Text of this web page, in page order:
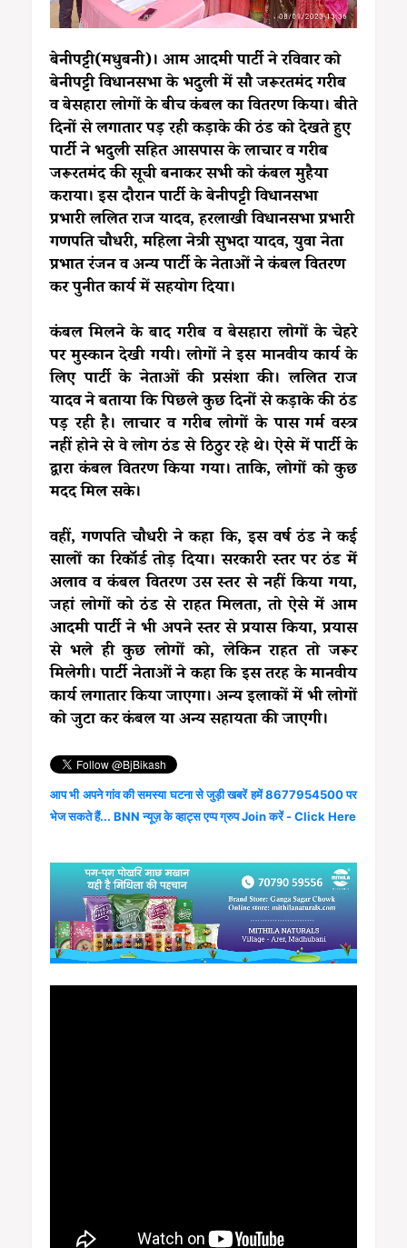
बेनीपट्टी(मधुबनी)। आम आदमी पार्टी ने रविवार को
बेनीपट्टी विधानसभा के भदुली में सौ जरूरतमंद गरीब
व बेसहारा लोगों के बीच कंबल का वितरण किया। बीते
दिनों से लगातार पड़ रही कड़ाके की ठंड को देखते हुए
पार्टी ने भदुली सहित आसपास के लाचार व गरीब
जरूरतमंद की सूची बनाकर सभी को कंबल मुहैया
कराया। इस दौरान पार्टी के बेनीपट्टी विधानसभा
प्रभारी ललित राज यादव, हरलाखी विधानसभा प्रभारी
गणपति चौधरी, महिला नेत्री सुभदा यादव, युवा नेता
प्रभात रंजन व अन्य पार्टी के नेताओं ने कंबल वितरण
कर पुनीत कार्य में सहयोग दिया।
कंबल मिलने के बाद गरीब व बेसहारा लोगों के चेहरे
पर मुस्कान देखी गयी। लोगों ने इस मानवीय कार्य के
लिए पार्टी के नेताओं की प्रसंशा की। ललित राज
यादव ने बताया कि पिछले कुछ दिनों से कड़ाके की ठंड
पड़ रही है। लाचार व गरीब लोगों के पास गर्म वस्त्र
नहीं होने से वे लोग ठंड से ठिठुर रहे थे। ऐसे में पार्टी के
द्वारा कंबल वितरण किया गया। ताकि, लोगों को कुछ
मदद मिल सके।
वहीं, गणपति चौधरी ने कहा कि, इस वर्ष ठंड ने कई
सालों का रिकॉर्ड तोड़ दिया। सरकारी स्तर पर ठंड में
अलाव व कंबल वितरण उस स्तर से नहीं किया गया,
जहां लोगों को ठंड से राहत मिलता, तो ऐसे में आम
आदमी पार्टी ने भी अपने स्तर से प्रयास किया, प्रयास
से भले ही कुछ लोगों को, लेकिन राहत तो जरूर
मिलेगी। पार्टी नेताओं ने कहा कि इस तरह के मानवीय
कार्य लगातार किया जाएगा। अन्य इलाकों में भी लोगों
को जुटा कर कंबल या अन्य सहायता की जाएगी।
आप भी अपने गांव की समस्या घटना से जुड़ी खबरें हमें 8677954500 पर
भेज सकते हैं... BNN न्यूज़ के व्हाट्स एप्प ग्रुप Join करें - Click Here